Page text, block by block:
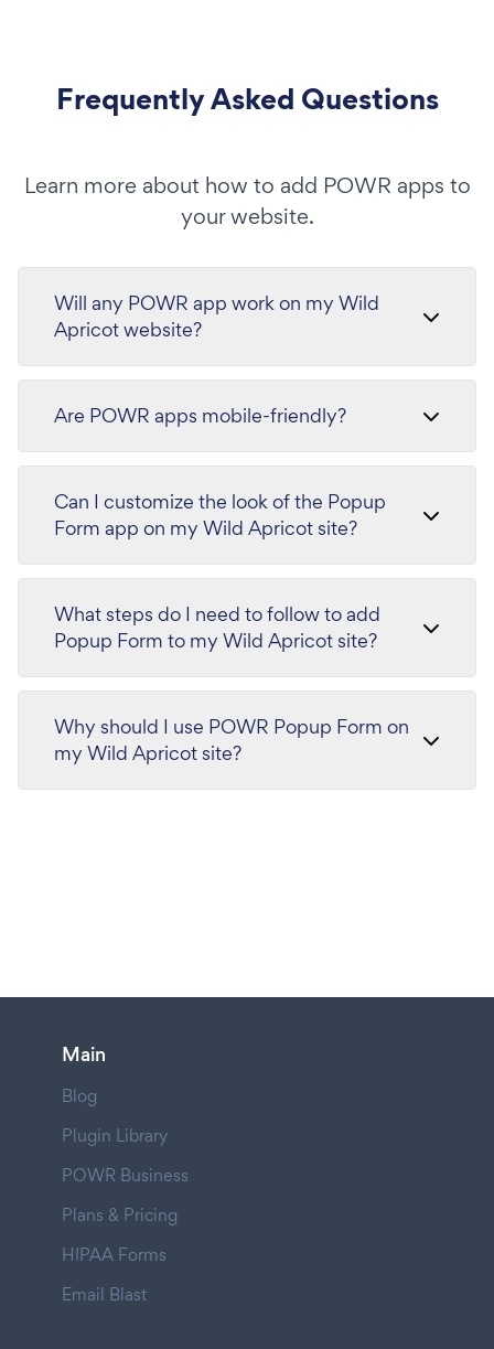
Frequently Asked Questions
Learn more about how to add POWR apps to
your website.
Will any POWR app work on my Wild
Apricot website?
Are POWR apps mobile-friendly?
Can I customize the look of the Popup
Form app on my Wild Apricot site?
What steps do I need to follow to add
Popup Form to my Wild Apricot site?
Why should I use POWR Popup Form on
my Wild Apricot site?
Main
Blog
Plugin Library
POWR Business
Plans & Pricing
HIPAA Forms
Email Blast